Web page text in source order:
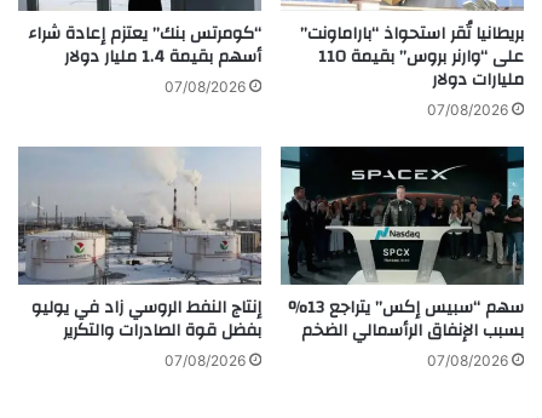
ا
ل
س
ا
ر
ا
ت
ا
ل
ك
ه
ر
أ
س
ب
و
م
ن
ذ
أ
و
ا
خ
ر
بريطانيا تُقر استحواذ “باراماونت”
على “وارنر بروس” بقيمة 110
مليارات دولار
07/08/2026
“كومرتس بنك” يعتزم إعادة شراء
أسهم بقيمة 1.4 مليار دولار
07/08/2026
سهم “سبيس إكس” يتراجع 13%
بسبب الإنفاق الرأسمالي الضخم
07/08/2026
إنتاج النفط الروسي زاد في يوليو
بفضل قوة الصادرات والتكرير
07/08/2026